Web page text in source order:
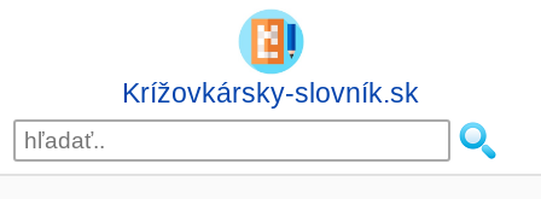
Krížovkársky-slovník.sk